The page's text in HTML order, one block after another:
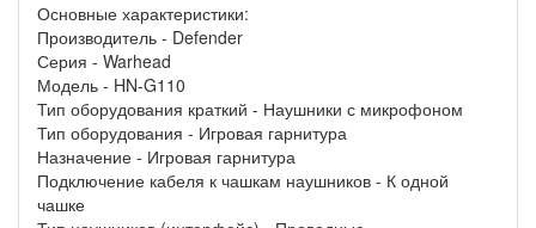
Основные характеристики:
Производитель - Defender
Серия - Warhead
Модель - HN-G110
Тип оборудования краткий - Наушники с микрофоном
Тип оборудования - Игровая гарнитура
Назначение - Игровая гарнитура
Подключение кабеля к чашкам наушников - К одной
чашке